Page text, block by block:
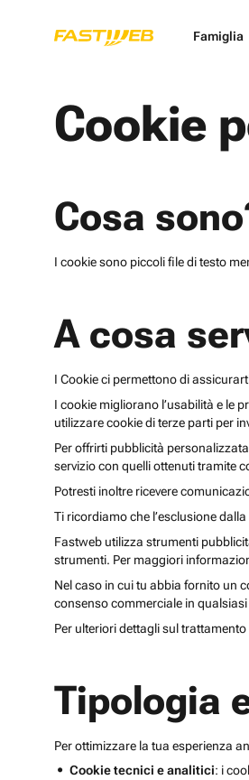
Famiglia
Cookie
Cosa
I cookie sono piccoli file di testo
A cosa
I Cookie ci permettono di
I cookie migliorano l’usabilità e le
utilizzare cookie di terze parti per
Per offrirti pubblicità
servizio con quelli ottenuti tramite
Potresti inoltre ricevere
Ti ricordiamo che l’esclusione
Fastweb utilizza strumenti
strumenti. Per maggiori
Nel caso in cui tu abbia fornito un
consenso commerciale in
Per ulteriori dettagli sul
Tipologia
Per ottimizzare la tua esperienza
Cookie tecnici e analitici: i